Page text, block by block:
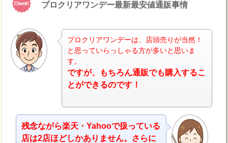
プロクリアワンデー最新最安値通販事情
プロクリアワンデーは、店頭売りが当然！
と思っていらっしゃる方が多いと思いま
す。
ですが、もちろん通販でも購入するこ
とができるのです！
残念ながら楽天・Yahooで扱っている
店は2店ほどしかありません。さらに